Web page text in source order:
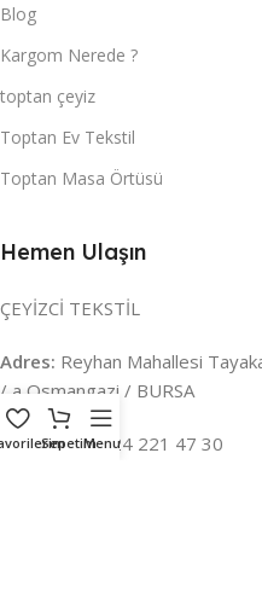
Blog
Kargom Nerede ?
toptan çeyiz
Toptan Ev Tekstil
Toptan Masa Örtüsü
Hemen Ulaşın
ÇEYİZCİ TEKSTİL
Adres: Reyhan Mahallesi
/ a Osmangazi / BURSA
İLETİŞİM :0224 221 47 30
SepetimMenu